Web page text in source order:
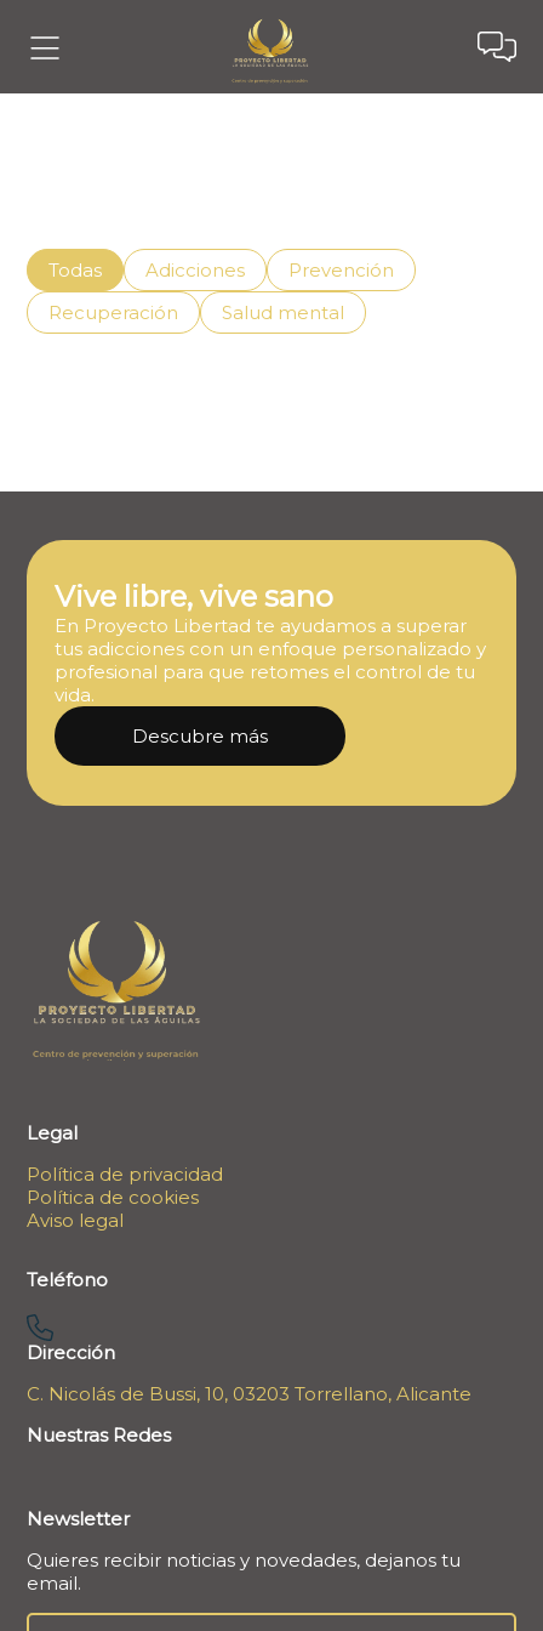
Todas Adicciones
Prevención
Recuperación
Salud mental
Vive libre, vive sano
En Proyecto Libertad te ayudamos a superar
tus adicciones con un enfoque personalizado y
profesional para que retomes el control de tu
vida.
Descubre más
Legal
Política de privacidad
Política de cookies
Aviso legal
Teléfono
Dirección
C. Nicolás de Bussi, 10, 03203 Torrellano, Alicante
Nuestras Redes
Newsletter
Quieres recibir noticias y novedades, dejanos tu
email.